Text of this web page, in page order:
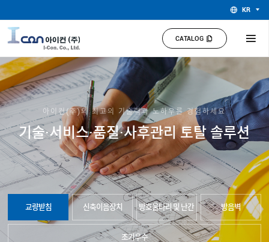
KR
CATALOG
아이컨(주)의 최고의 기술력과 노하우를 경험하세요
기술·서비스·품질·사후관리 토탈 솔루션
교량받침 신축이음장치 방호울타리 및 난간 방음벽
초기우수